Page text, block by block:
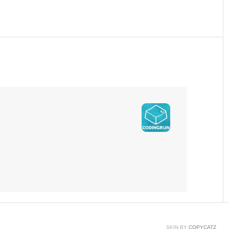
SKIN BY COPYCATZ